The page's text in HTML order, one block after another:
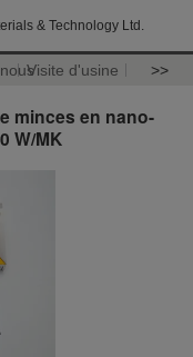
& Technology Ltd.
Visite d'usine >>
minces en nano-
W/MK